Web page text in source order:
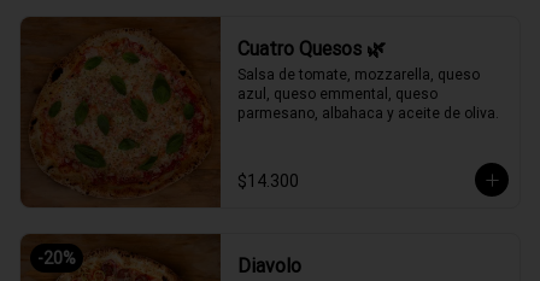
Cuatro Quesos 🌿
Salsa de tomate, mozzarella, queso
azul, queso emmental, queso
parmesano, albahaca y aceite de oliva.
$14.300
-20% Diavolo